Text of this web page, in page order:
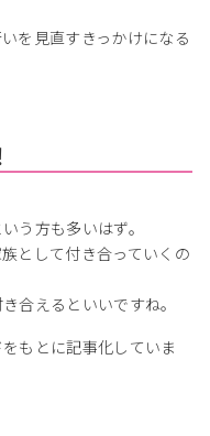
を見直すきっかけになる
う方も多いはず。
として付き合っていくの
合えるといいですね。
もとに記事化していま